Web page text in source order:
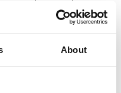
About
matlagning. Inom
har Linnea i flera år
topprestauranger och
råvara som bara
kvinna. Det var